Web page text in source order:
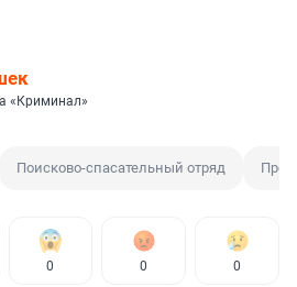
«Криминал»
Поисково-спасательный отряд
0 0 0